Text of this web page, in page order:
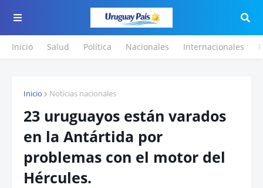
Inicio Salud Política Nacionales Internacionales
Inicio Noticias nacionales
23 uruguayos están varados
en la Antártida por
problemas con el motor del
Hércules.